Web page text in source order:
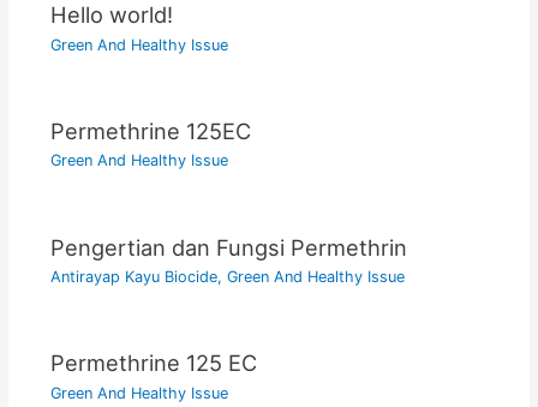
Hello world!
Green And Healthy Issue
Permethrine 125EC
Green And Healthy Issue
Pengertian dan Fungsi Permethrin
Antirayap Kayu Biocide, Green And Healthy Issue
Permethrine 125 EC
Green And Healthy Issue